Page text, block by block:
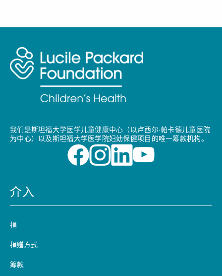
我们是斯坦福大学医学儿童健康中心（以卢西尔·帕卡德儿童医院
为中心）以及斯坦福大学医学院妇幼保健项目的唯一筹款机构。
介入
捐
捐赠方式
筹款